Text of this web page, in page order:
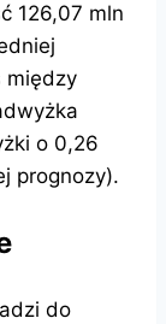
126,07 mln
między
o 0,26
prognozy).
do